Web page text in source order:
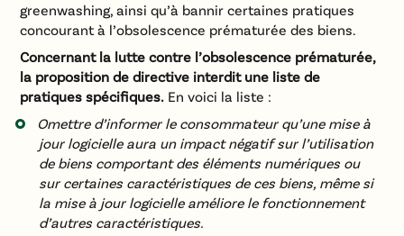
greenwashing, ainsi qu’à bannir certaines pratiques
concourant à l’obsolescence prématurée des biens.
Concernant la lutte contre l’obsolescence prématurée,
la proposition de directive interdit une liste de
pratiques spécifiques. En voici la liste :
Omettre d’informer le consommateur qu’une mise à
jour logicielle aura un impact négatif sur l’utilisation
de biens comportant des éléments numériques ou
sur certaines caractéristiques de ces biens, même si
la mise à jour logicielle améliore le fonctionnement
d’autres caractéristiques.